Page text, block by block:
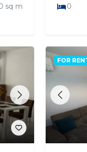
sq m 0
Next
FOR